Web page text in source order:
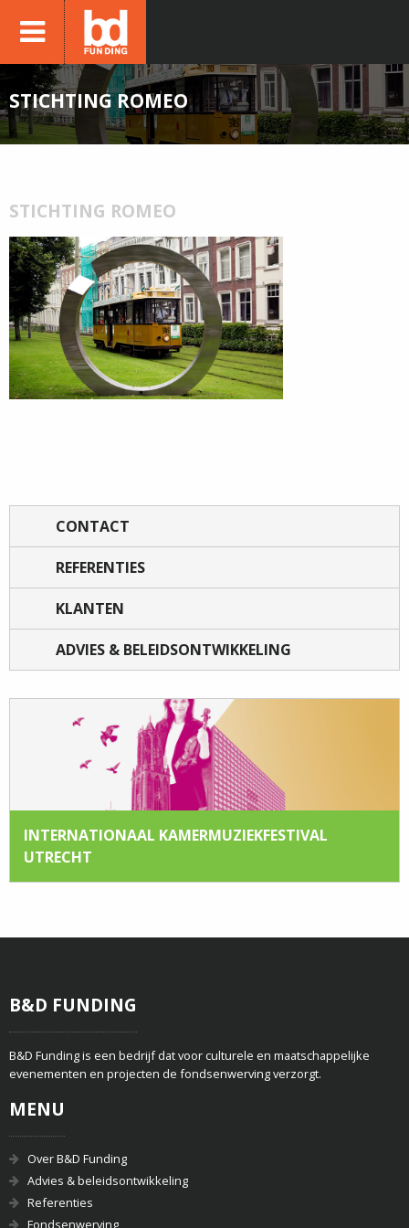
STICHTING ROMEO
STICHTING ROMEO
CONTACT
REFERENTIES
KLANTEN
ADVIES & BELEIDSONTWIKKELING
INTERNATIONAAL KAMERMUZIEKFESTIVAL
UTRECHT
B&D FUNDING
B&D Funding is een bedrijf dat voor culturele en maatschappelijke
evenementen en projecten de fondsenwerving verzorgt.
MENU
Over B&D Funding
Advies & beleidsontwikkeling
Referenties
Fondsenwerving